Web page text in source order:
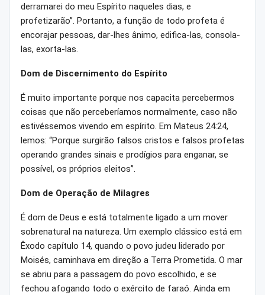
derramarei do meu Espírito naqueles dias, e
profetizarão”. Portanto, a função de todo profeta é
encorajar pessoas, dar-lhes ânimo, edifica-las, consola-
las, exorta-las.
Dom de Discernimento do Espírito
É muito importante porque nos capacita percebermos
coisas que não perceberíamos normalmente, caso não
estivéssemos vivendo em espírito. Em Mateus 24:24,
lemos: “Porque surgirão falsos cristos e falsos profetas
operando grandes sinais e prodígios para enganar, se
possível, os próprios eleitos”.
Dom de Operação de Milagres
É dom de Deus e está totalmente ligado a um mover
sobrenatural na natureza. Um exemplo clássico está em
Êxodo capítulo 14, quando o povo judeu liderado por
Moisés, caminhava em direção a Terra Prometida. O mar
se abriu para a passagem do povo escolhido, e se
fechou afogando todo o exército de faraó. Ainda em